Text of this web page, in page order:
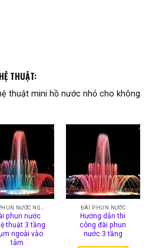
THUẬT:
thuật mini hồ nước nhỏ cho không
phun nước
thuật 3 tầng
ngoài vào
tâm
ĐÀI PHUN NƯỚC
Hướng dẫn thi
công đài phun
nước 3 tầng